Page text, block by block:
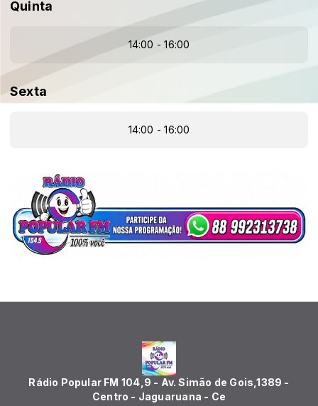
Quinta
14:00 - 16:00
Sexta
14:00 - 16:00
Rádio Popular FM 104,9 - Av. Simão de Gois,1389 -
Centro - Jaguaruana - Ce